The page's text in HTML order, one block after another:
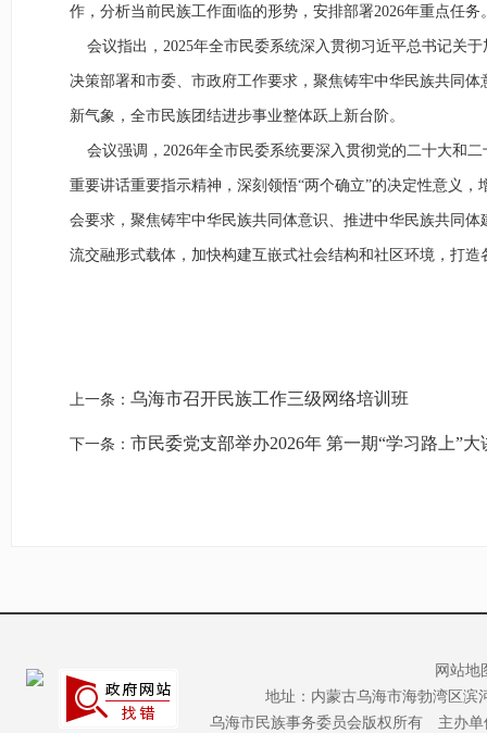
作，分析当前民族工作面临的形势，安排部署2026年重点任务
会议指出， 2025年全市民委系统深入贯彻习近平总书记关
决策部署和市委、市政府工作要求，聚焦铸牢中华民族共同
新气象，全市民族团结进步事业整体跃上新台阶。
会议强调， 2026年全市民委系统要深入贯彻党的二十大和
重要讲话重要指示精神，深刻领悟“两个确立”的决定性意义，
会要求，聚焦铸牢中华民族共同体意识、推进中华民族共同
流交融形式载体，加快构建互嵌式社会结构和社区环境，打
上一条： 乌海市召开民族工作三级网络培训班
下一条： 市民委党支部举办2026年 第一期“学习路上”
网站地
地址：内蒙古乌海市海勃湾区滨
乌海市民族事务委员会版权所有 主办